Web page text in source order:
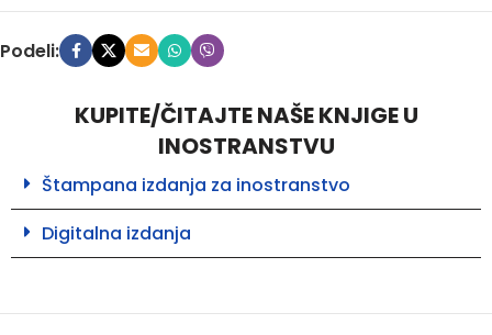
Podeli:
KUPITE/ČITAJTE NAŠE KNJIGE U
INOSTRANSTVU
Štampana izdanja za inostranstvo
Digitalna izdanja